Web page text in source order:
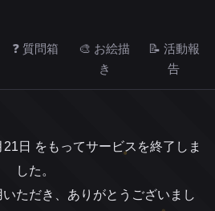
❓ 質問箱
🎨 お絵描
き
📝 活動報
告
日 をもってサービスを終了しま
した。
ただき、ありがとうございまし